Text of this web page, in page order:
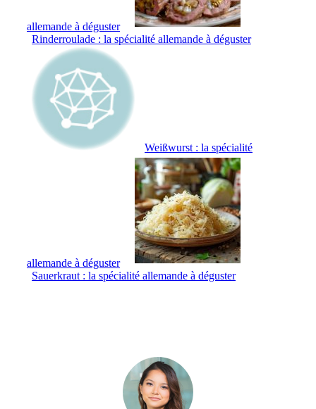
allemande à déguster
Rinderroulade : la spécialité allemande à déguster
Weißwurst : la spécialité
allemande à déguster
Sauerkraut : la spécialité allemande à déguster